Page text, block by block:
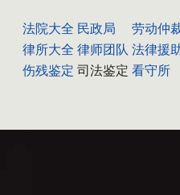
法院大全 民政局 劳动仲
律所大全 律师团队 法律援
伤残鉴定 司法鉴定 看守所